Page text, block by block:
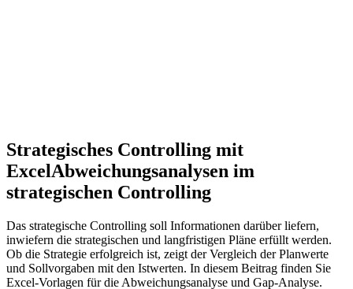
Strategisches Controlling mit
ExcelAbweichungsanalysen im
strategischen Controlling
Das strategische Controlling soll Informationen darüber liefern,
inwiefern die strategischen und langfristigen Pläne erfüllt werden.
Ob die Strategie erfolgreich ist, zeigt der Vergleich der Planwerte
und Sollvorgaben mit den Istwerten. In diesem Beitrag finden Sie
Excel-Vorlagen für die Abweichungsanalyse und Gap-Analyse.